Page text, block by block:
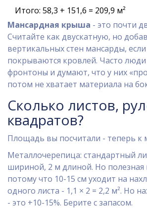
Итого: 58,3 + 151,6 = 209,9 м²
Мансардная крыша - это почти
Считайте как двускатную, но
вертикальных стен мансарды,
покрываются кровлей. Часто
фронтоны и думают, что у них
потом не хватает материала на
Сколько листов,
квадратов?
Площадь вы посчитали - теперь к
Металлочерепица: стандартный
шириной, 2 м длиной. Но
потому что 10-15 см уходит на
одного листа - 1,1 × 2 = 2,2 м². Но
- это +10-15%. Берите с запасом.